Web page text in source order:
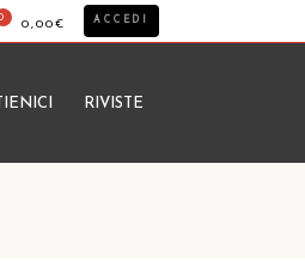
0,00€ ACCEDI
RIVISTE